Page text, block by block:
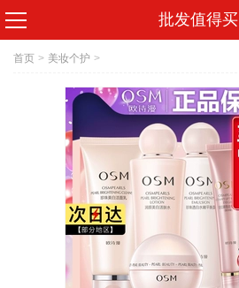
批发值得买
首页 > 美妆个护 >